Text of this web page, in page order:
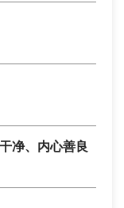
净、内心善良